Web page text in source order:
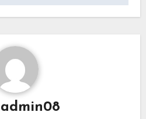
admin08